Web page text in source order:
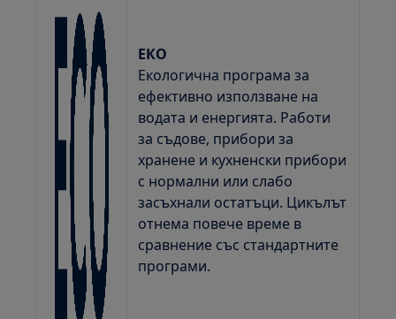
ЕКО
Екологична програма за
ефективно използване на
водата и енергията. Работи
за съдове, прибори за
хранене и кухненски прибори
с нормални или слабо
засъхнали остатъци. Цикълът
отнема повече време в
сравнение със стандартните
програми.